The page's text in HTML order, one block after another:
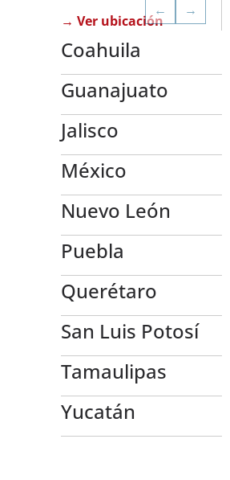
→ Ver ubicación
← →
Coahuila
Guanajuato
Jalisco
México
Nuevo León
Puebla
Querétaro
San Luis Potosí
Tamaulipas
Yucatán